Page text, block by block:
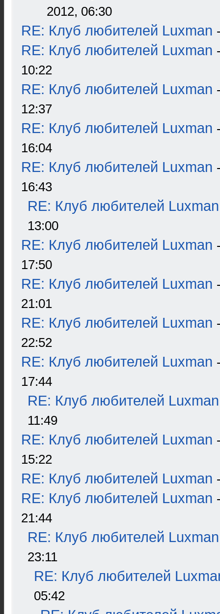
2012, 06:30
RE: Клуб любителей Luxman
RE: Клуб любителей Luxman
10:22
RE: Клуб любителей Luxman
12:37
RE: Клуб любителей Luxman
16:04
RE: Клуб любителей Luxman
16:43
RE: Клуб любителей Luxman
13:00
RE: Клуб любителей Luxman
17:50
RE: Клуб любителей Luxman
21:01
RE: Клуб любителей Luxman
22:52
RE: Клуб любителей Luxman
17:44
RE: Клуб любителей Luxman
11:49
RE: Клуб любителей Luxman
15:22
RE: Клуб любителей Luxman
RE: Клуб любителей Luxman
21:44
RE: Клуб любителей Luxman
23:11
RE: Клуб любителей
05:42